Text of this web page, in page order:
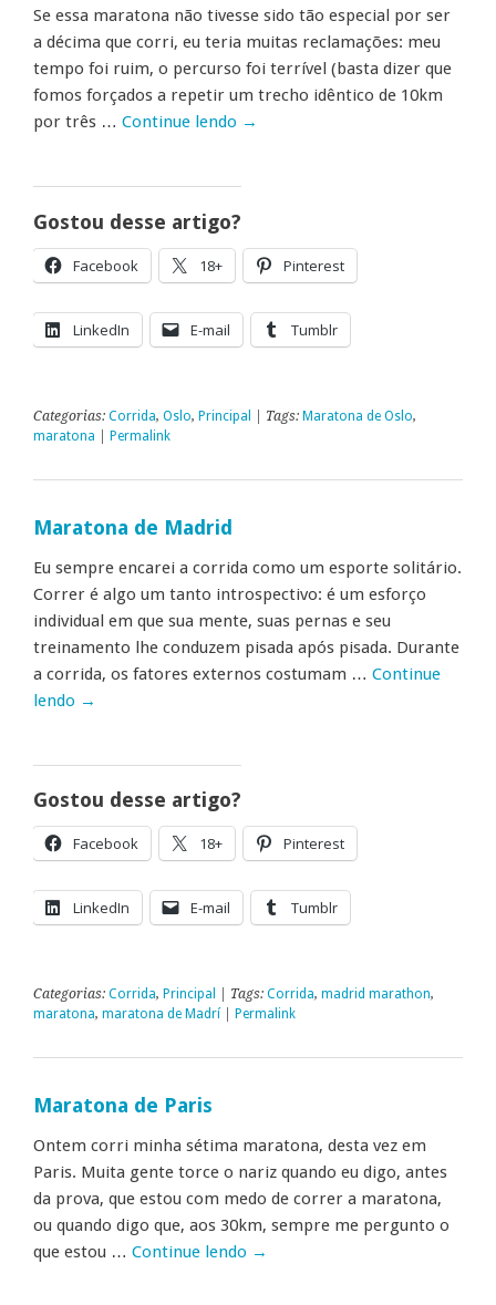
Se essa maratona não tivesse sido tão especial por ser
a décima que corri, eu teria muitas reclamações: meu
tempo foi ruim, o percurso foi terrível (basta dizer que
fomos forçados a repetir um trecho idêntico de 10km
por três … Continue lendo →
Gostou desse artigo?
Facebook 18+ Pinterest
LinkedIn E-mail Tumblr
Categorias: Corrida, Oslo, Principal | Tags: Maratona de Oslo,
maratona
Permalink
Maratona de Madrid
Eu sempre encarei a corrida como um esporte solitário.
Correr é algo um tanto introspectivo: é um esforço
individual em que sua mente, suas pernas e seu
treinamento lhe conduzem pisada após pisada. Durante
a corrida, os fatores externos costumam … Continue
lendo →
Gostou desse artigo?
Facebook 18+ Pinterest
LinkedIn E-mail Tumblr
Categorias: Corrida, Principal | Tags: Corrida, madrid marathon,
maratona, maratona de Madrí Permalink
Maratona de Paris
Ontem corri minha sétima maratona, desta vez em
Paris. Muita gente torce o nariz quando eu digo, antes
da prova, que estou com medo de correr a maratona,
ou quando digo que, aos 30km, sempre me pergunto o
que estou … Continue lendo →